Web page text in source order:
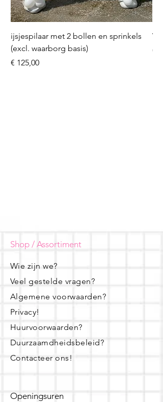
ijsjespilaar met 2 bollen en sprinkels
(excl. waarborg basis)
Prijs
€ 125,00
Prijs
€
Shop / Assortiment
Wie zijn we?
Veel gestelde vragen?
Algemene voorwaarden?
Privacy!
Huurvoorwaarden?
Duurzaamdheidsbeleid?
Contacteer ons!
Openingsuren